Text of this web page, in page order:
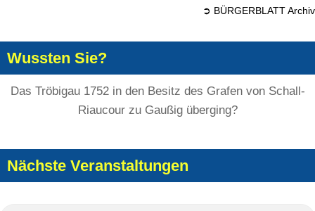
➲ BÜRGERBLATT Archiv
Wussten Sie?
Das Tröbigau 1752 in den Besitz des Grafen von Schall-
Riaucour zu Gaußig überging?
Nächste Veranstaltungen